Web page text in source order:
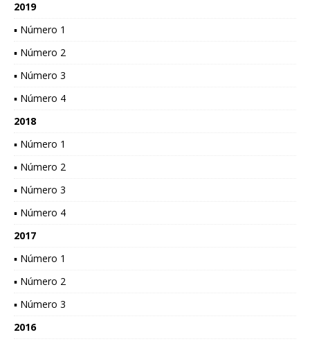
2019
▪ Número 1
▪ Número 2
▪ Número 3
▪ Número 4
2018
▪ Número 1
▪ Número 2
▪ Número 3
▪ Número 4
2017
▪ Número 1
▪ Número 2
▪ Número 3
2016